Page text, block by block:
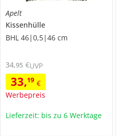
Apelt
Kissenhülle
BHL 46|0,5|46 cm
33,19 €
Werbepreis
34,95 €UVP
Lieferzeit: bis zu 6 Werktage